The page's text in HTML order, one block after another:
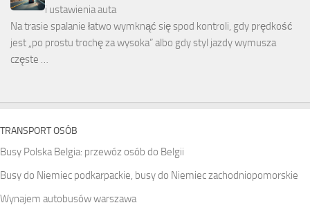
i ustawienia auta
Na trasie spalanie łatwo wymknąć się spod kontroli, gdy prędkość
jest „po prostu trochę za wysoka” albo gdy styl jazdy wymusza
częste …
TRANSPORT OSÓB
Busy Polska Belgia: przewóz osób do Belgii
Busy do Niemiec podkarpackie, busy do Niemiec zachodniopomorskie
Wynajem autobusów warszawa